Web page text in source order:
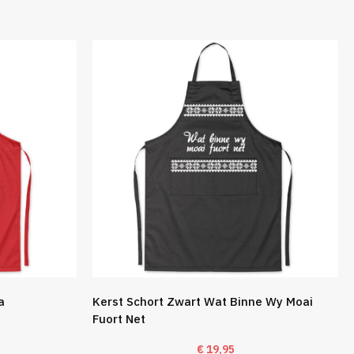
Kerst Schort Zwart Wat Binne Wy Moai
Fuort Net
€19,95